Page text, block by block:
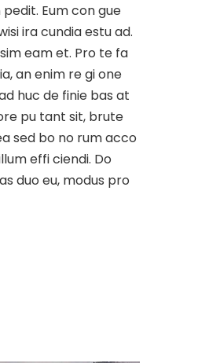
Eum con gue
ira cundia estu ad.
eam et. Pro te fa
an enim re gi one
huc de finie bas at
pu tant sit, brute
sed bo no rum acco
effi ciendi. Do
duo eu, modus pro